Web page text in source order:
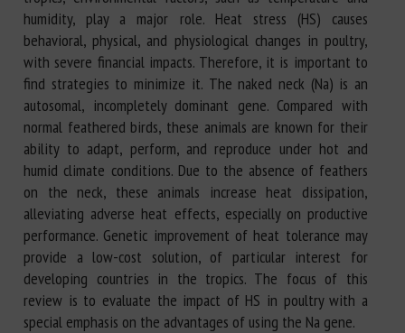
humidity, play a major role. Heat stress (HS) causes
behavioral, physical, and physiological changes in poultry,
with severe financial impacts. Therefore, it is important to
find strategies to minimize it. The naked neck (Na) is an
autosomal, incompletely dominant gene. Compared with
normal feathered birds, these animals are known for their
ability to adapt, perform, and reproduce under hot and
humid climate conditions. Due to the absence of feathers
on the neck, these animals increase heat dissipation,
alleviating adverse heat effects, especially on productive
performance. Genetic improvement of heat tolerance may
provide a low-cost solution, of particular interest for
developing countries in the tropics. The focus of this
review is to evaluate the impact of HS in poultry with a
special emphasis on the advantages of using the Na gene.